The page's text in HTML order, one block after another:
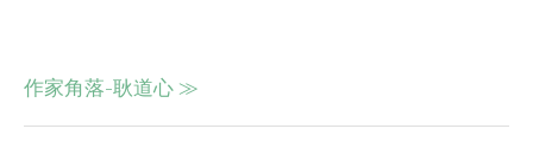
作家角落-耿道心 ≫